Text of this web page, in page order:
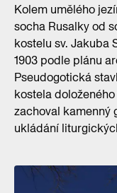
Kolem umělého
socha Rusalky od
kostelu sv. Jakuba
1903 podle plánu
Pseudogotická
kostela
zachoval kamenný
ukládání